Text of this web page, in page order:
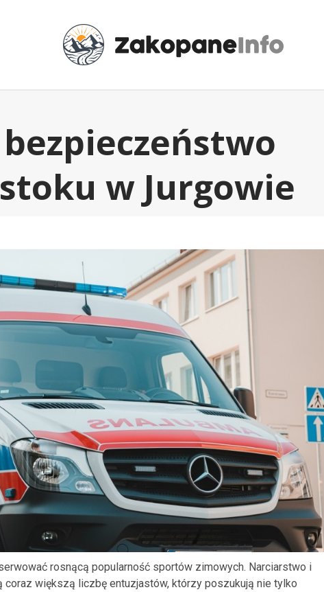
w Jurgowie
rosnącą popularność sportów zimowych. Narciarstwo i
coraz większą liczbę entuzjastów, którzy poszukują nie tylko